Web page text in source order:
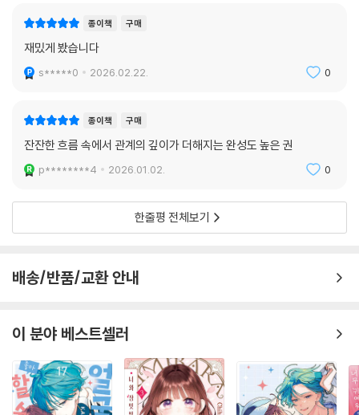
종이책 구매
재밌게 봤습니다
s*****0 2026.02.22. 0
종이책 구매
잔잔한 흐름 속에서 관계의 깊이가 더해지는 완성도 높은 권
p********4 2026.01.02. 0
한줄평 전체보기
배송/반품/교환 안내
이 분야 베스트셀러